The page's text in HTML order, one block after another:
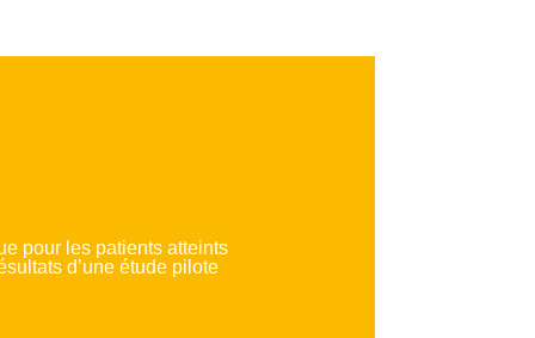
pour les patients atteints
d’une étude pilote